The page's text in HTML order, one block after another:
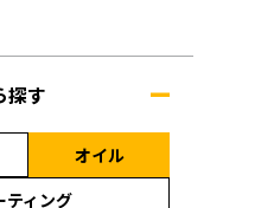
探す
オイル
ティング